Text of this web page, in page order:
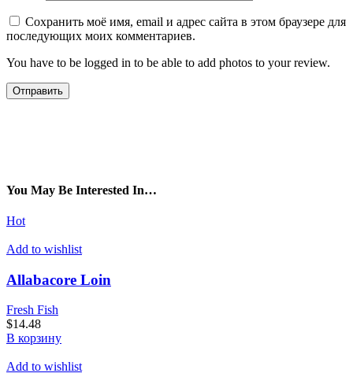
Сохранить моё имя, email и адрес сайта в этом браузере для
последующих моих комментариев.
You have to be logged in to be able to add photos to your review.
You May Be Interested In…
Hot
Add to wishlist
Allabacore Loin
Fresh Fish
$14.48
В корзину
Add to wishlist